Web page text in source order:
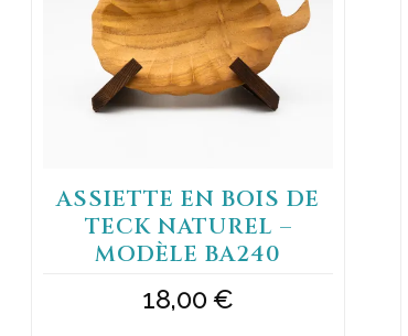
ASSIETTE EN BOIS DE
TECK NATUREL –
MODÈLE BA240
18,00€